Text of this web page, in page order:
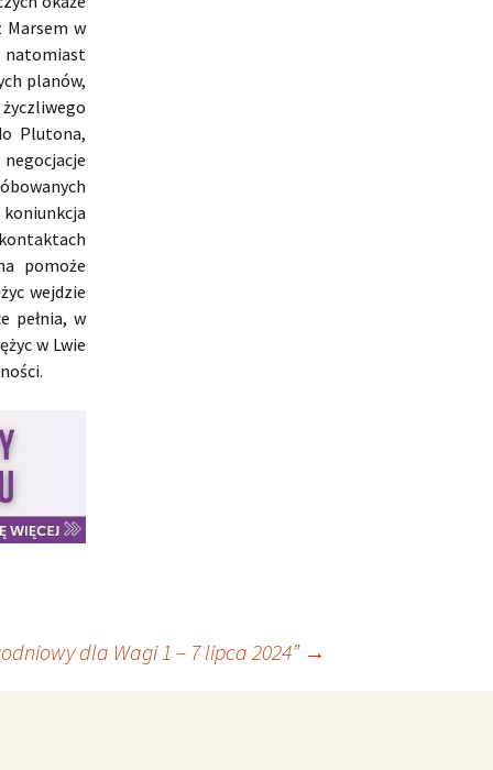
Marsem w
natomiast
planów,
Plutona,
koniunkcja
pomoże
wejdzie
pełnia, w
w Lwie
dla Wagi 1 – 7 lipca 2024” →